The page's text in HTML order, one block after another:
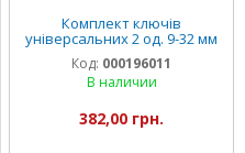
Комплект ключів
універсальних 2 од. 9-32 мм
INGCO Super Select
Код: 000196011
В наличии
382,00 грн.